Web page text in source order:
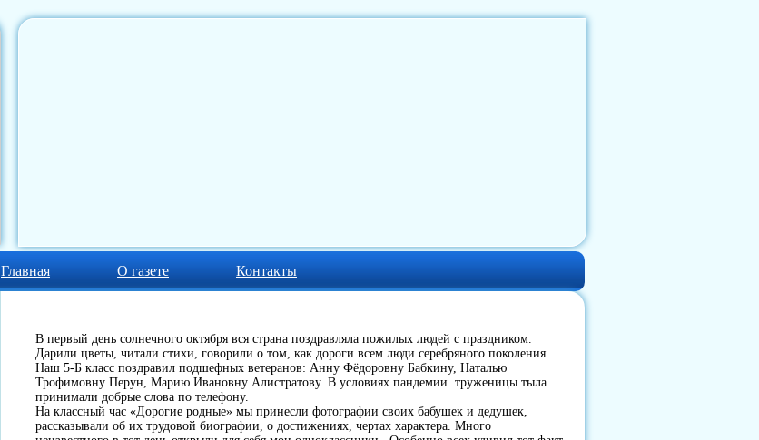
Главная О газете Контакты
В первый день солнечного октября вся страна поздравляла пожилых людей с праздником.
Дарили цветы, читали стихи, говорили о том, как дороги всем люди серебряного поколения.
Наш 5-Б класс поздравил подшефных ветеранов: Анну Фёдоровну Бабкину, Наталью
Трофимовну Перун, Марию Ивановну Алистратову. В условиях пандемии труженицы тыла
принимали добрые слова по телефону.
На классный час «Дорогие родные» мы принесли фотографии своих бабушек и дедушек,
рассказывали об их трудовой биографии, о достижениях, чертах характера. Много